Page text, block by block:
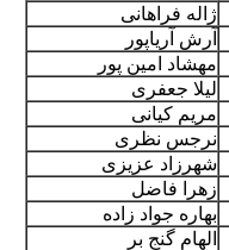
ژاله فراهانی
آرش آریاپور
مهشاد امین پور
لیلا جعفری
مریم کیانی
نرجس نظری
شهرزاد عزیزی
زهرا فاضل
بهاره جواد زاده
الهام گنج بر